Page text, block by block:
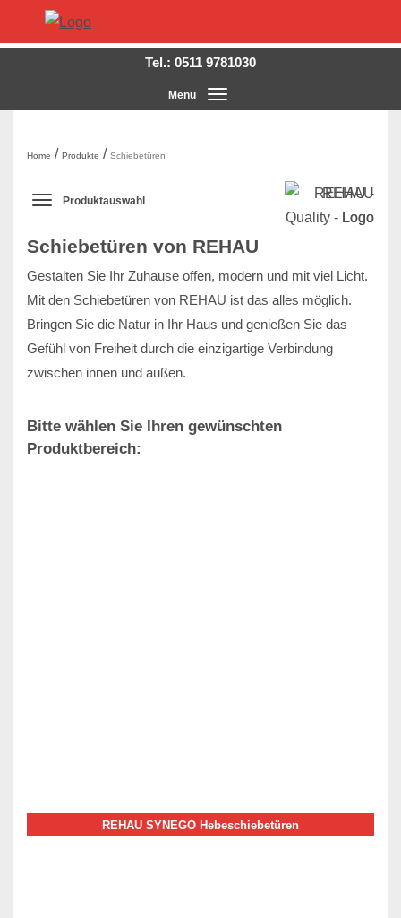
Tel.: 0511 9781030
Hauptmenü ausklappen
Menü
Home / Produkte / Schiebetüren
Produktauswahl-Menü ausklappen
Produktauswahl
Schiebetüren von REHAU
Gestalten Sie Ihr Zuhause offen, modern und mit viel Licht.
Mit den Schiebetüren von REHAU ist das alles möglich.
Bringen Sie die Natur in Ihr Haus und genießen Sie das
Gefühl von Freiheit durch die einzigartige Verbindung
zwischen innen und außen.
Bitte wählen Sie Ihren gewünschten
Produktbereich:
REHAU SYNEGO Hebeschiebetüren